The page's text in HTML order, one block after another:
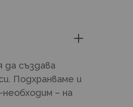
създава
Подхранваме и
– на